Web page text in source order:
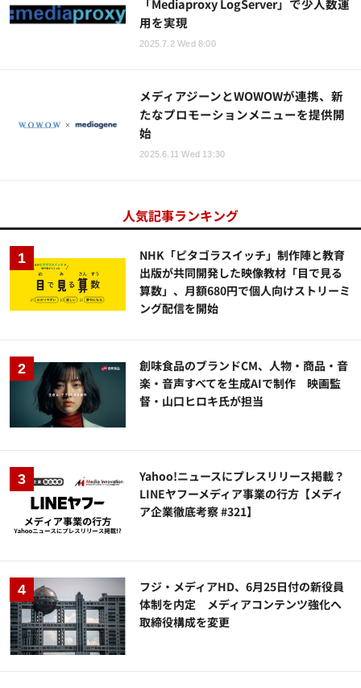
用を実現
2025.7.2 Wed 8:00
メディアジーンとWOWOWが連携、新
たなプロモーションメニューを提供開
始
2025.6.11 Wed 13:30
人気記事ランキング
NHK「ピタゴラスイッチ」制作陣と教育
出版が共同開発した映像教材「目で見る
算数」、月額680円で個人向けストリーミ
ング配信を開始
創味食品のブランドCM、人物・商品・音
楽・音声すべてを生成AIで制作 映画監
督・山口ヒロキ氏が担当
Yahoo!ニュースにプレスリリース掲載？
LINEヤフーメディア事業の行方【メディ
ア企業徹底考察 #321】
フジ・メディアHD、6月25日付の新役員
体制を内定 メディアコンテンツ強化へ
取締役構成を変更